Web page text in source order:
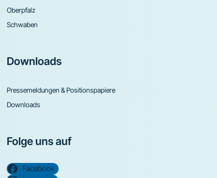
Oberpfalz
Schwaben
Downloads
Pressemeldungen & Positionspapiere
Downloads
Folge uns auf
Facebook